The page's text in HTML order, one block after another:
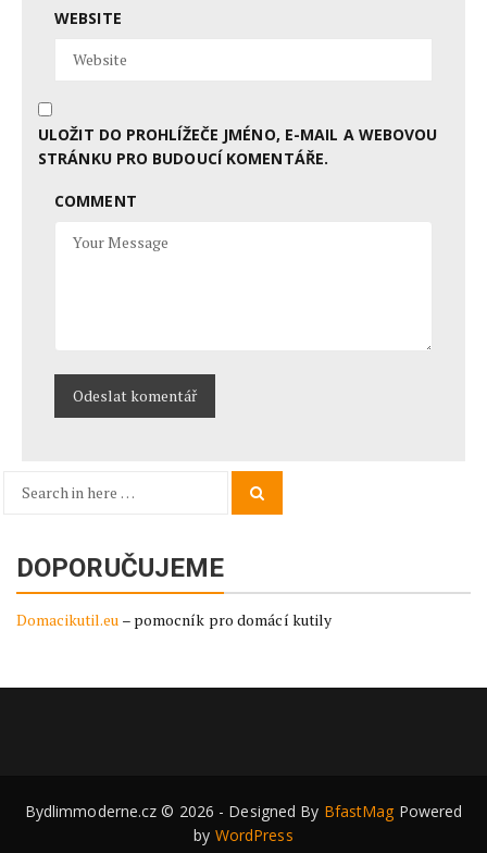
WEBSITE
ULOŽIT DO PROHLÍŽEČE JMÉNO, E-MAIL A WEBOVOU
STRÁNKU PRO BUDOUCÍ KOMENTÁŘE.
COMMENT
Search
DOPORUČUJEME
Domacikutil.eu – pomocník pro domácí kutily
Bydlimmoderne.cz © 2026 - Designed By BfastMag Powered
by WordPress